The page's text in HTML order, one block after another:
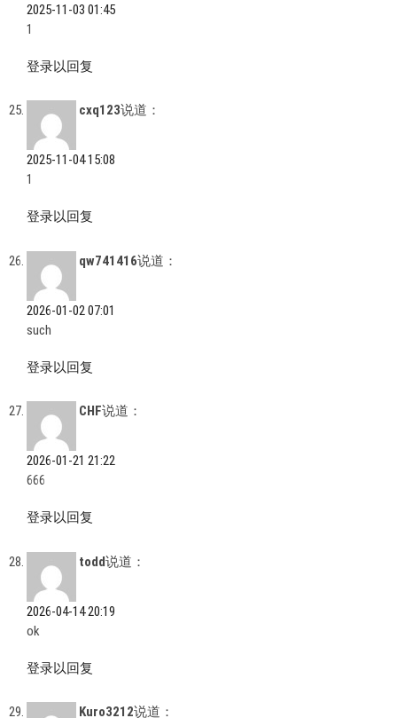
2025-11-03 01:45
1
登录以回复
cxq123说道：
2025-11-04 15:08
1
登录以回复
qw741416说道：
2026-01-02 07:01
such
登录以回复
CHF说道：
2026-01-21 21:22
666
登录以回复
todd说道：
2026-04-14 20:19
ok
登录以回复
Kuro3212说道：